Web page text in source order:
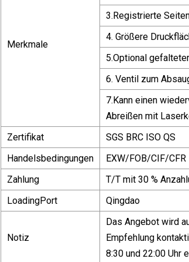
Merkmale
3.Registrierte
4. Größere
5.Optional
6. Ventil zum
7.Kann einen
Abreißen mit
Zertifikat
SGS BRC ISO QS
Handelsbedingungen
EXW/FOB/CIF/CFR
Zahlung
T/T mit 30 %
LoadingPort
Qingdao
Notiz
Das Angebot wird
Empfehlung
8:30 und 22:00 Uhr